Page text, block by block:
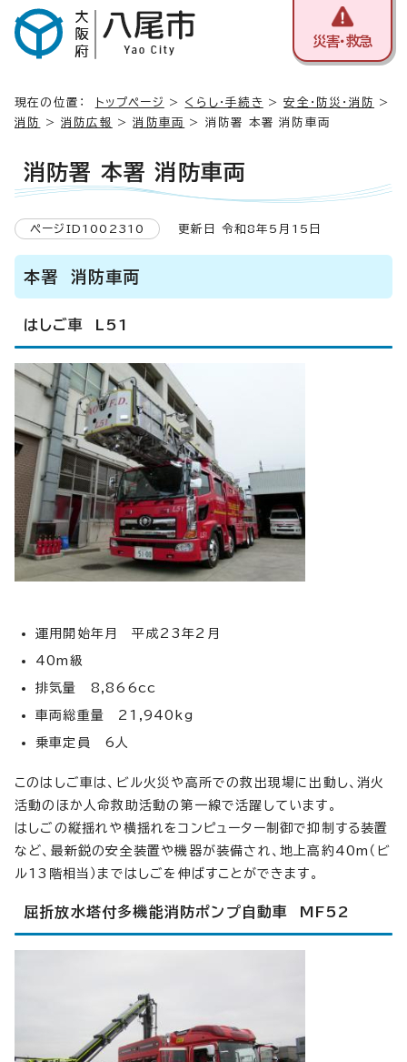
災害・救急
現在の位置： トップページ > くらし・手続き >安全・防災・消防
>
消防
>消防広報 >消防車両 > 消防署 本署 消防車両
消防署 本署 消防車両
ページID1002310 更新日 令和8年5月15日
本署 消防車両
はしご車 L51
運用開始年月 平成23年2月
40m級
排気量 8,866cc
車両総重量 21,940kg
乗車定員 6人
このはしご車は、ビル火災や高所での救出現場に出動し、消火
活動のほか人命救助活動の第一線で活躍しています。
はしごの縦揺れや横揺れをコンピューター制御で抑制する装置
など、最新鋭の安全装置や機器が装備され、地上高約40m（ビ
ル13階相当）まではしごを伸ばすことができます。
屈折放水塔付多機能消防ポンプ自動車 MF52